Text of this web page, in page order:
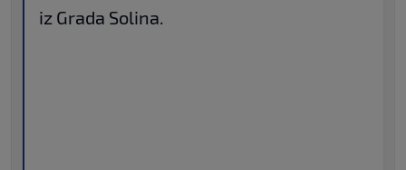
iz Grada Solina.